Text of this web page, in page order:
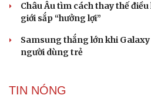
Châu Âu tìm cách thay thế
giới sắp “hưởng lợi”
Samsung thắng lớn khi Galaxy
người dùng trẻ
TIN NÓNG